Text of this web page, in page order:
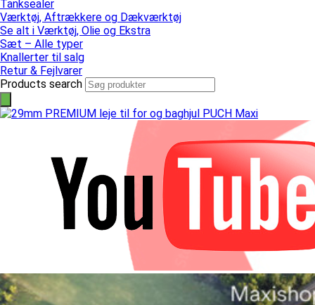
Tanksealer
Værktøj, Aftrækkere og Dækværktøj
Se alt i Værktøj, Olie og Ekstra
Sæt – Alle typer
Knallerter til salg
Retur & Fejlvarer
Products search